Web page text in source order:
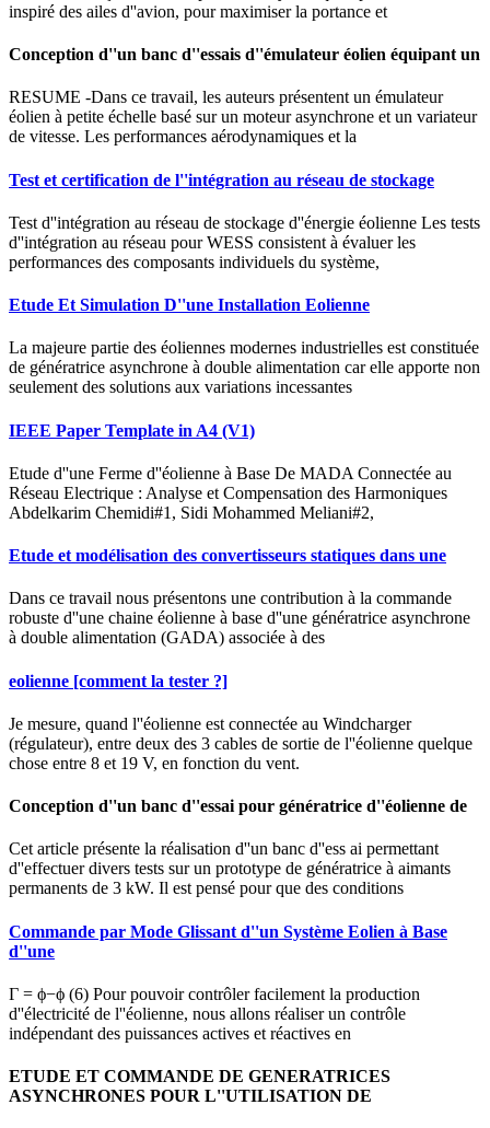
inspiré des ailes d''avion, pour maximiser la portance et
Conception d''un banc d''essais d''émulateur éolien équipant un
RESUME -Dans ce travail, les auteurs présentent un émulateur
éolien à petite échelle basé sur un moteur asynchrone et un variateur
de vitesse. Les performances aérodynamiques et la
Test et certification de l''intégration au réseau de stockage
Test d''intégration au réseau de stockage d''énergie éolienne Les tests
d''intégration au réseau pour WESS consistent à évaluer les
performances des composants individuels du système,
Etude Et Simulation D''une Installation Eolienne
La majeure partie des éoliennes modernes industrielles est constituée
de génératrice asynchrone à double alimentation car elle apporte non
seulement des solutions aux variations incessantes
IEEE Paper Template in A4 (V1)
Etude d''une Ferme d''éolienne à Base De MADA Connectée au
Réseau Electrique : Analyse et Compensation des Harmoniques
Abdelkarim Chemidi#1, Sidi Mohammed Meliani#2,
Etude et modélisation des convertisseurs statiques dans une
Dans ce travail nous présentons une contribution à la commande
robuste d''une chaine éolienne à base d''une génératrice asynchrone
à double alimentation (GADA) associée à des
eolienne [comment la tester ?]
Je mesure, quand l''éolienne est connectée au Windcharger
(régulateur), entre deux des 3 cables de sortie de l''éolienne quelque
chose entre 8 et 19 V, en fonction du vent.
Conception d''un banc d''essai pour génératrice d''éolienne de
Cet article présente la réalisation d''un banc d''ess ai permettant
d''effectuer divers tests sur un prototype de génératrice à aimants
permanents de 3 kW. Il est pensé pour que des conditions
Commande par Mode Glissant d''un Système Eolien à Base
d''une
Γ = ϕ−ϕ (6) Pour pouvoir contrôler facilement la production
d''électricité de l''éolienne, nous allons réaliser un contrôle
indépendant des puissances actives et réactives en
ETUDE ET COMMANDE DE GENERATRICES
ASYNCHRONES POUR L''UTILISATION DE